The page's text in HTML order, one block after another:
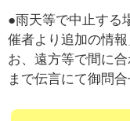
●雨天等で中止する
催者より追加の情
お、遠方等で間に
まで伝言にて御問合